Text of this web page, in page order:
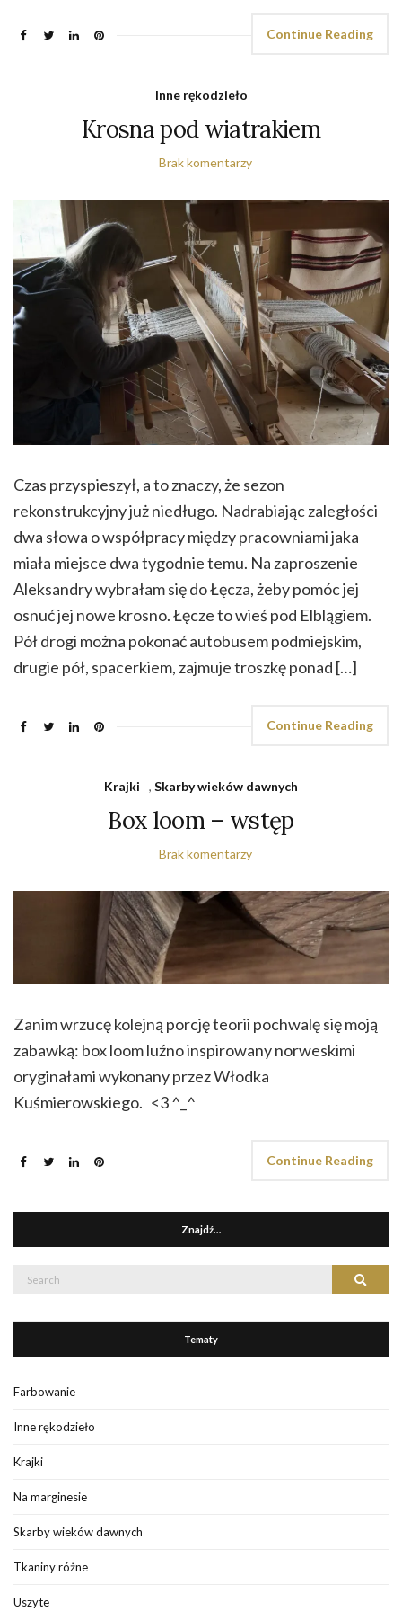
Continue Reading
Inne rękodzieło
Krosna pod wiatrakiem
Brak komentarzy
Czas przyspieszył, a to znaczy, że sezon
rekonstrukcyjny już niedługo. Nadrabiając zaległości
dwa słowa o współpracy między pracowniami jaka
miała miejsce dwa tygodnie temu. Na zaproszenie
Aleksandry wybrałam się do Łęcza, żeby pomóc jej
osnuć jej nowe krosno. Łęcze to wieś pod Elblągiem.
Pół drogi można pokonać autobusem podmiejskim,
drugie pół, spacerkiem, zajmuje troszkę ponad […]
Continue Reading
Krajki , Skarby wieków dawnych
Box loom – wstęp
Brak komentarzy
Zanim wrzucę kolejną porcję teorii pochwalę się moją
zabawką: box loom luźno inspirowany norweskimi
oryginałami wykonany przez Włodka
Kuśmierowskiego. <3 ^_^
Continue Reading
Znajdź…
Search
Tematy
Farbowanie
Inne rękodzieło
Krajki
Na marginesie
Skarby wieków dawnych
Tkaniny różne
Uszyte